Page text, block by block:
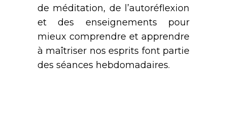
de méditation, de l’autoréflexion
et des enseignements pour
mieux comprendre et apprendre
à maîtriser nos esprits font partie
des séances hebdomadaires.